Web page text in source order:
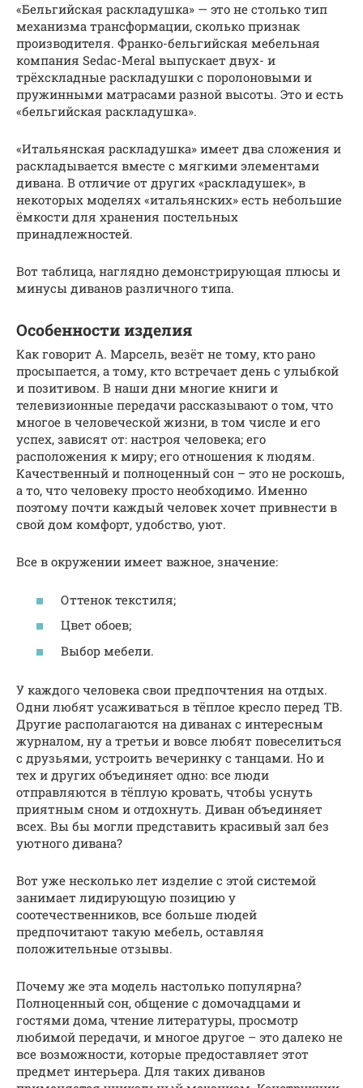
«Бельгийская раскладушка» — это не столько тип
механизма трансформации, сколько признак
производителя. Франко-бельгийская мебельная
компания Sedac-Meral выпускает двух- и
трёхскладные раскладушки с поролоновыми и
пружинными матрасами разной высоты. Это и есть
«бельгийская раскладушка».
«Итальянская раскладушка» имеет два сложения и
раскладывается вместе с мягкими элементами
дивана. В отличие от других «раскладушек», в
некоторых моделях «итальянских» есть небольшие
ёмкости для хранения постельных
принадлежностей.
Вот таблица, наглядно демонстрирующая плюсы и
минусы диванов различного типа.
Особенности изделия
Как говорит А. Марсель, везёт не тому, кто рано
просыпается, а тому, кто встречает день с улыбкой
и позитивом. В наши дни многие книги и
телевизионные передачи рассказывают о том, что
многое в человеческой жизни, в том числе и его
успех, зависят от: настроя человека; его
расположения к миру; его отношения к людям.
Качественный и полноценный сон – это не роскошь,
а то, что человеку просто необходимо. Именно
поэтому почти каждый человек хочет привнести в
свой дом комфорт, удобство, уют.
Все в окружении имеет важное, значение:
Оттенок текстиля;
Цвет обоев;
Выбор мебели.
У каждого человека свои предпочтения на отдых.
Одни любят усаживаться в тёплое кресло перед ТВ.
Другие располагаются на диванах с интересным
журналом, ну а третьи и вовсе любят повеселиться
с друзьями, устроить вечеринку с танцами. Но и
тех и других объединяет одно: все люди
отправляются в тёплую кровать, чтобы уснуть
приятным сном и отдохнуть. Диван объединяет
всех. Вы бы могли представить красивый зал без
уютного дивана?
Вот уже несколько лет изделие с этой системой
занимает лидирующую позицию у
соотечественников, все больше людей
предпочитают такую мебель, оставляя
положительные отзывы.
Почему же эта модель настолько популярна?
Полноценный сон, общение с домочадцами и
гостями дома, чтение литературы, просмотр
любимой передачи, и многое другое – это далеко не
все возможности, которые предоставляет этот
предмет интерьера. Для таких диванов